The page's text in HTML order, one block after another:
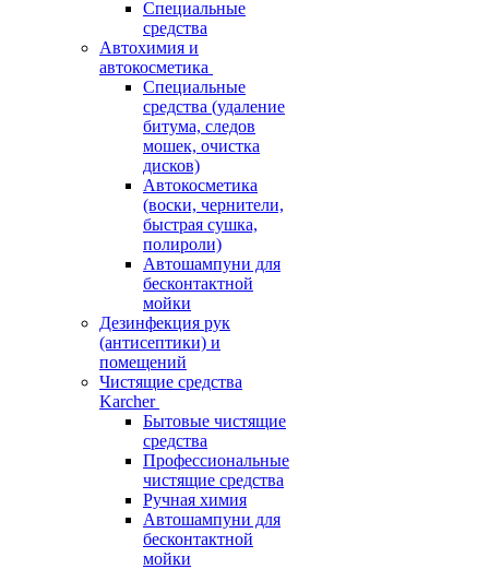
Специальные
средства
Автохимия и
автокосметика
Специальные
средства (удаление
битума, следов
мошек, очистка
дисков)
Автокосметика
(воски, чернители,
быстрая сушка,
полироли)
Автошампуни для
бесконтактной
мойки
Дезинфекция рук
(антисептики) и
помещений
Чистящие средства
Karcher
Бытовые чистящие
средства
Профессиональные
чистящие средства
Ручная химия
Автошампуни для
бесконтактной
мойки